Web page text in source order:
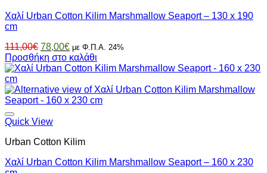
Χαλί Urban Cotton Kilim Marshmallow Seaport – 130 x 190
cm
111,00€ Original
price
was:
78,00€Η
τρέχουσα
τιμή
78,00€.
με Φ.Π.Α. 24%
Προσθήκη στο καλάθι
Quick View
Urban Cotton Kilim
Χαλί Urban Cotton Kilim Marshmallow Seaport – 160 x 230